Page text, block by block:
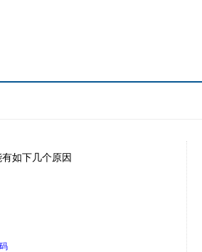
如下几个原因